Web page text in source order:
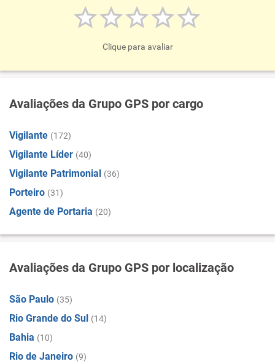
Clique para avaliar
Avaliações da Grupo GPS por cargo
Vigilante (172)
Vigilante Líder (40)
Vigilante Patrimonial (36)
Porteiro (31)
Agente de Portaria (20)
Avaliações da Grupo GPS por localização
São Paulo (35)
Rio Grande do Sul (14)
Bahia (10)
Rio de Janeiro (9)